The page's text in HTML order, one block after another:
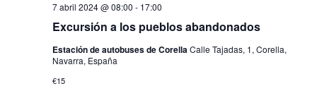
Excursión a los pueblos abandonados
7 abril 2024 @ 08:00 - 17:00
Estación de autobuses de CorellaCalle Tajadas, 1, Corella,
Navarra, España
€15